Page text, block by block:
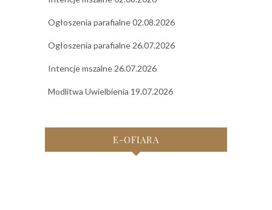
Ogłoszenia parafialne 02.08.2026
Ogłoszenia parafialne 26.07.2026
Intencje mszalne 26.07.2026
Modlitwa Uwielbienia 19.07.2026
E-OFIARA